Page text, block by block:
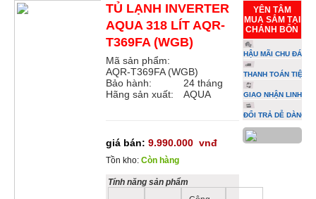
TỦ LẠNH INVERTER
AQUA 318 LÍT AQR-
T369FA (WGB)
Mã sản phẩm:
AQR-T369FA (WGB)
Bảo hành:
24 tháng
Hãng sản xuất:
AQUA
giá bán: 9.990.000 vnđ
Tồn kho: Còn hàng
Tính năng sản phẩm
YÊN TÂM
MUA SẮM TẠI
CHÁNH BỔN
HẬU MÃI CHU ĐÁO
THANH TOÁN TIỆN
GIAO NHẬN LINH
ĐỔI TRẢ DỄ DÀNG